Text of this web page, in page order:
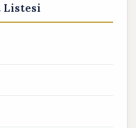
Listesi